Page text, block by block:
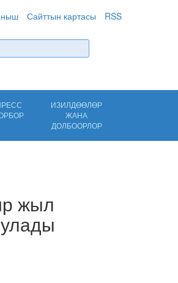
Сайттын картасы RSS
ИЗИЛДӨӨЛӨР
ЖАНА
ДОЛБООРЛОР
жыл